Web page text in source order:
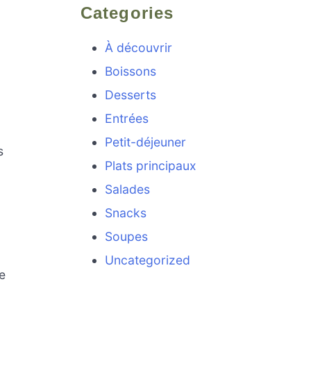
Categories
À découvrir
Boissons
Desserts
Entrées
Petit-déjeuner
Plats principaux
Salades
Snacks
Soupes
Uncategorized